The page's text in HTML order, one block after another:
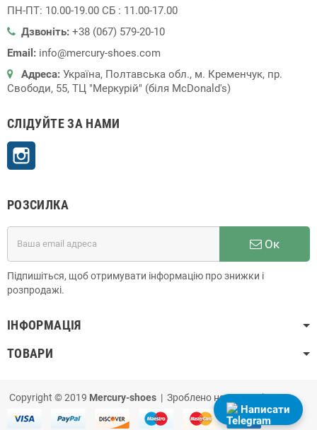
ПН-ПТ: 10.00-19.00 СБ : 11.00-17.00
Дзвоніть: +38 (067) 579-20-10
Email: info@mercury-shoes.com
Адреса: Україна, Полтавська обл., м. Кременчук, пр.
Свободи, 55, ТЦ "Меркурій" (біля McDonald's)
СЛІДУЙТЕ ЗА НАМИ
РОЗСИЛКА
Ок
Підпишіться, щоб отримувати інформацію про знижки і
розпродажі.
ІНФОРМАЦІЯ
ТОВАРИ
Copyright © 2019 Mercury-shoes | Зроблено наPrestaShop
Написати